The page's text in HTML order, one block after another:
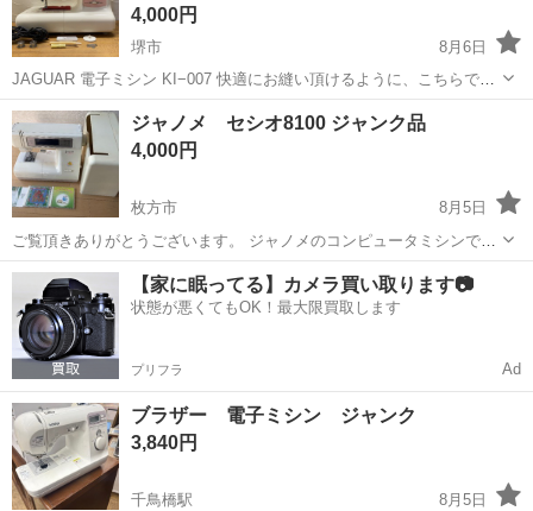
4,000円
堺市
8月6日
JAGUAR 電子ミシン KI−007 快適にお縫い頂けるように、こちらでオ
ーバーホールをして、縫い音や送りピッチ、タイミング等の調整済み
です。 【付属品】 ミシン本体 電源コード ボビン×3（１つはミ...
大阪 堺市
ジャノメ セシオ8100 ジャンク品
4,000円
枚方市
8月5日
ご覧頂きありがとうございます。 ジャノメのコンピュータミシンで
す。 カバー、刺繍器具、カード付き 古いミシンで液晶が消耗している
のか薄くなっておりボタンが直線縫いしかえらべません。 モードは縫
い方も色々選べ、カー...
大阪 枚方市 生活家電
【家に眠ってる】カメラ買い取ります📷
状態が悪くてもOK！最大限買取します
プリフラ Ad
ブラザー 電子ミシン ジャンク
3,840円
千鳥橋駅
8月5日